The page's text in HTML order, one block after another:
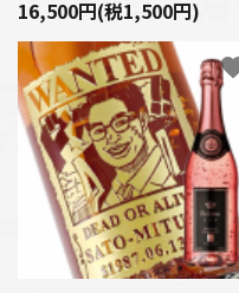
16,500円(税1,500円)